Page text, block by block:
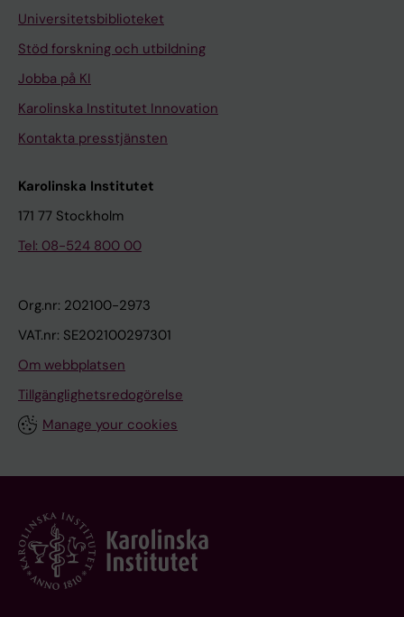
Universitetsbiblioteket
Stöd forskning och utbildning
Jobba på KI
Karolinska Institutet Innovation
Kontakta presstjänsten
Karolinska Institutet
171 77 Stockholm
Tel: 08-524 800 00
Org.nr: 202100-2973
VAT.nr: SE202100297301
Om webbplatsen
Tillgänglighetsredogörelse
Manage your cookies